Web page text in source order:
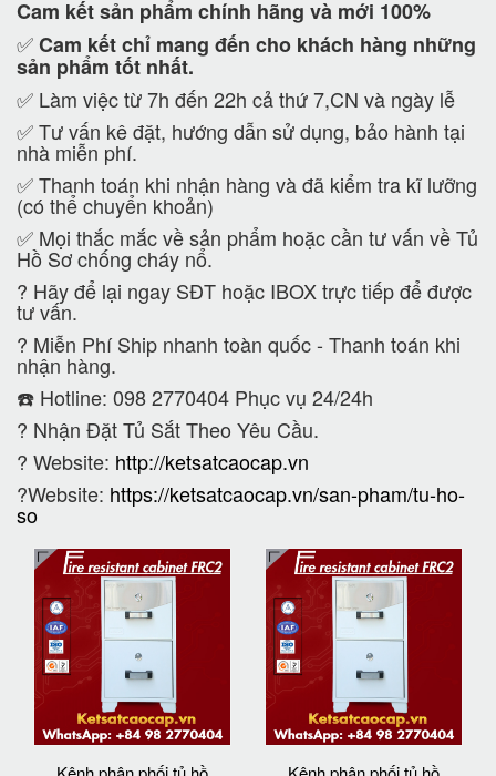
Cam kếtsản phẩm chính hãng và mới 100%
✅Cam kếtchỉ mang đến cho khách hàng những
sản phẩm tốt nhất.
✅ Làm việc từ 7h đến 22h cả thứ 7,CN và ngày lễ
✅ Tư vấn kê đặt, hướng dẫn sử dụng, bảo hành tại
nhà miễn phí.
✅ Thanh toán khi nhận hàng và đã kiểm tra kĩ lưỡng
(có thể chuyển khoản)
✅ Mọi thắc mắc về sản phẩm hoặc cần tư vấn về Tủ
Hồ Sơ chống cháy nổ.
? Hãy để lại ngay SĐT hoặc IBOX trực tiếp để được
tư vấn.
? Miễn Phí Ship nhanh toàn quốc - Thanh toán khi
nhận hàng.
☎️ Hotline: 098 2770404 Phục vụ 24/24h
? Nhận Đặt Tủ Sắt Theo Yêu Cầu.
? Website: http://ketsatcaocap.vn
?Website: https://ketsatcaocap.vn/san-pham/tu-ho-
so